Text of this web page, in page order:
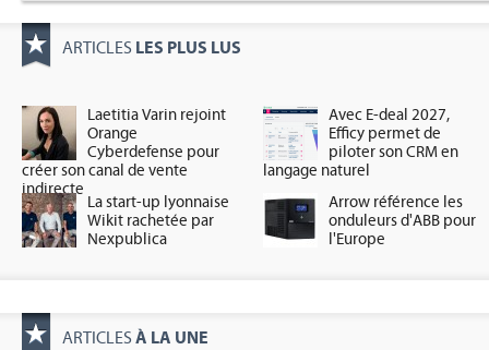
ARTICLES LES PLUS LUS
Laetitia Varin rejoint
Orange
Cyberdefense pour
créer son canal de vente
indirecte
Avec E-deal 2027,
Efficy permet de
piloter son CRM en
langage naturel
La start-up lyonnaise
Wikit rachetée par
Nexpublica
Arrow référence les
onduleurs d'ABB pour
l'Europe
ARTICLES À LA UNE